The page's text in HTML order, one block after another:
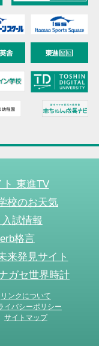
東進TV
校のお天気
試情報
格言
来発見サイト
ガセ世界時計
リンクについて
イバシーポリシー
サイトマップ